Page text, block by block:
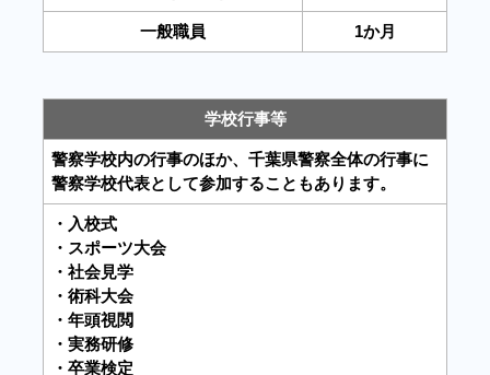
一般職員 1か月
学校行事等
警察学校内の行事のほか、千葉県警察全体の行事に
警察学校代表として参加することもあります。
・入校式
・スポーツ大会
・社会見学
・術科大会
・年頭視閲
・実務研修
・卒業検定